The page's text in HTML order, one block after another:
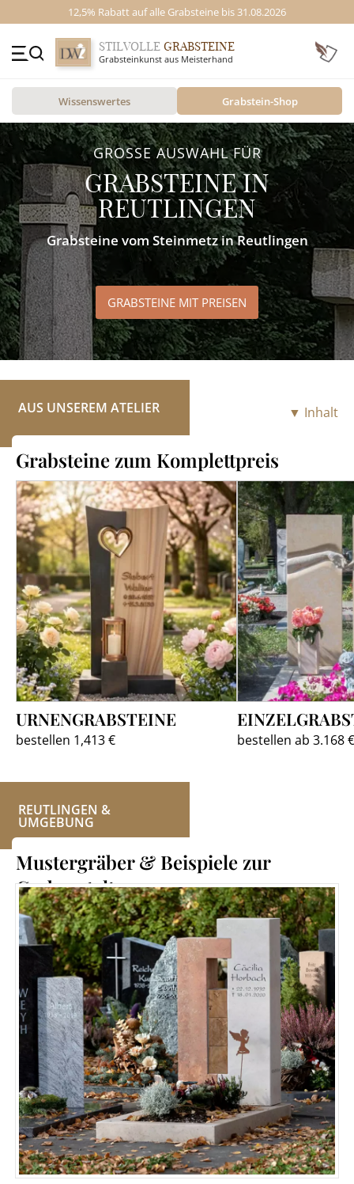
12,5% Rabatt auf alle Grabsteine bis 31.08.2026
Mustergräber & Referenzen
Grabsteine & Preise
Videos
Ratgeber
Kontakt
GRABSTEINE
STILE
MOTIVE
MATERIAL
ÜBER UNS
VIDEOS
RATGEBER
REFERENZEN
STILVOLLE GRABSTEINE
Grabsteinkunst aus Meisterhand
Wissenswertes Grabstein-Shop
GROSSE AUSWAHL FÜR
GRABSTEINEIN
REUTLINGEN
Grabsteine vom Steinmetz in Reutlingen
GRABSTEINE MIT PREISEN
AUS UNSEREM ATELIER
Grabsteine zum Komplettpreis
▼ Inhalt
URNENGRABSTEINE
bestellen 1,413 € bestellen ab 3.168 €
REUTLINGEN &
UMGEBUNG
Mustergräber & Beispiele zur
Grabgestaltung